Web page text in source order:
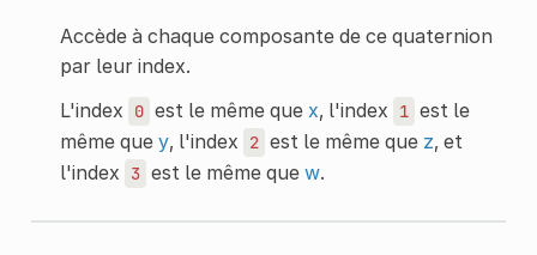
Accède à chaque composante de ce quaternion
par leur index.
L'index
0 est le même que x, l'index 1 est le
même que y, l'index 2 est le même que z, et
l'index
3 est le même que w.